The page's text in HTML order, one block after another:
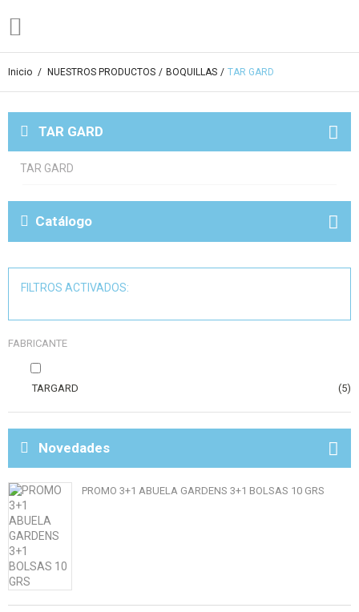
Inicio / NUESTROS PRODUCTOS / BOQUILLAS / TAR GARD
TAR GARD
TAR GARD
Catálogo
FILTROS ACTIVADOS:
FABRICANTE
TARGARD (5)
Novedades
PROMO 3+1 ABUELA GARDENS 3+1 BOLSAS 10 GRS